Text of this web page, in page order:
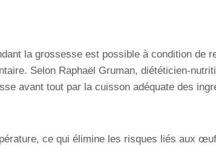
la grossesse est possible à condition de
Selon Raphaël Gruman, diététicien-
avant tout par la cuisson adéquate des
ce qui élimine les risques liés aux